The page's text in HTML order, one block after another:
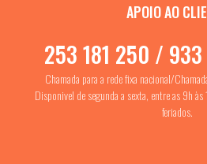
APOIO AO
253 181 250 /
Chamada para a rede fixa nacional/
Disponivel de segunda a sexta, entre as 9h
feriados.